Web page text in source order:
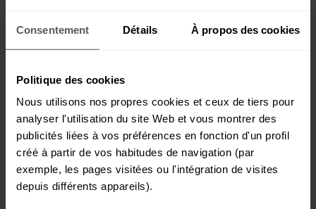
Consentement Détails À propos des cookies
Politique des cookies
Nous utilisons nos propres cookies et ceux de tiers pour
analyser l'utilisation du site Web et vous montrer des
publicités liées à vos préférences en fonction d'un profil
créé à partir de vos habitudes de navigation (par
exemple, les pages visitées ou l'intégration de visites
depuis différents appareils).